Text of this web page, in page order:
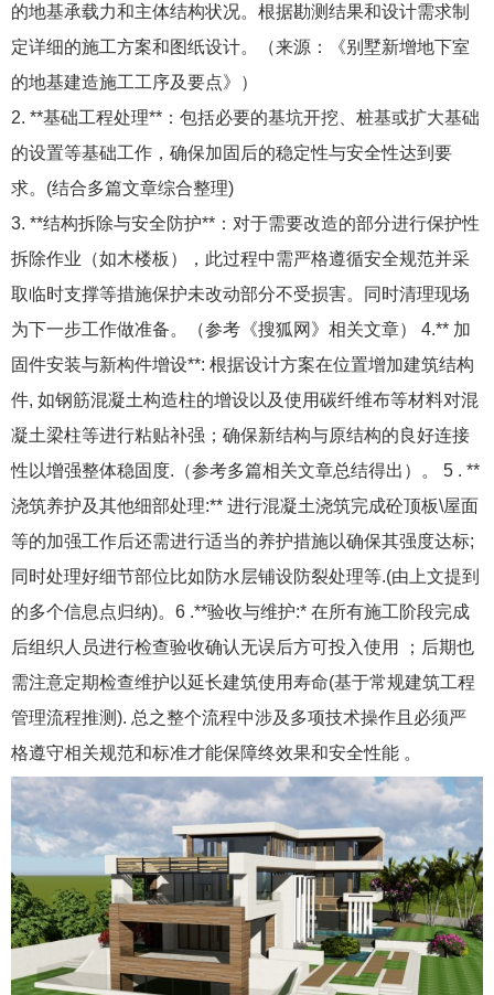
的地基承载力和主体结构状况。根据勘测结果和设计需求制
定详细的施工方案和图纸设计。（来源：《别墅新增地下室
的地基建造施工工序及要点》）
2. **基础工程处理**：包括必要的基坑开挖、桩基或扩大基础
的设置等基础工作，确保加固后的稳定性与安全性达到要
求。(结合多篇文章综合整理)
3. **结构拆除与安全防护**：对于需要改造的部分进行保护性
拆除作业（如木楼板），此过程中需严格遵循安全规范并采
取临时支撑等措施保护未改动部分不受损害。同时清理现场
为下一步工作做准备。（参考《搜狐网》相关文章） 4.** 加
固件安装与新构件增设**: 根据设计方案在位置增加建筑结构
件, 如钢筋混凝土构造柱的增设以及使用碳纤维布等材料对混
凝土梁柱等进行粘贴补强；确保新结构与原结构的良好连接
性以增强整体稳固度.（参考多篇相关文章总结得出）。 5 . **
浇筑养护及其他细部处理:** 进行混凝土浇筑完成砼顶板\屋面
等的加强工作后还需进行适当的养护措施以确保其强度达标;
同时处理好细节部位比如防水层铺设防裂处理等.(由上文提到
的多个信息点归纳)。6 .**验收与维护:* 在所有施工阶段完成
后组织人员进行检查验收确认无误后方可投入使用 ；后期也
需注意定期检查维护以延长建筑使用寿命(基于常规建筑工程
管理流程推测). 总之整个流程中涉及多项技术操作且必须严
格遵守相关规范和标准才能保障终效果和安全性能 。